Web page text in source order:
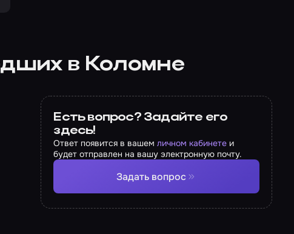
в Коломне
Есть вопрос? Задайте его
здесь!
Ответ появится в вашемличном кабинете и
будет отправлен на вашу электронную почту.
Задать вопрос